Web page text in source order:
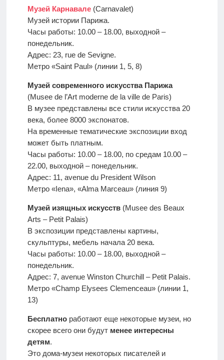
Музей Карнавале(Carnavalet)
Музей истории Парижа.
Часы работы: 10.00 – 18.00, выходной –
понедельник.
Адрес: 23, rue de Sevigne.
Метро «Saint Paul» (линии 1, 5, 8)
Музей современного искусства Парижа
(Musee de l’Art moderne de la ville de Paris)
В музее представлены все стили искусства 20
века, более 8000 экспонатов.
На временные тематические экспозиции вход
может быть платным.
Часы работы: 10.00 – 18.00, по средам 10.00 –
22.00, выходной – понедельник.
Адрес: 11, avenue du President Wilson
Метро «Iena», «Alma Marceau» (линия 9)
Музей изящных искусств(Musee des Beaux
Arts – Petit Palais)
В экспозиции представлены картины,
скульптуры, мебель начала 20 века.
Часы работы: 10.00 – 18.00, выходной –
понедельник.
Адрес: 7, avenue Winston Churchill – Petit Palais.
Метро «Champ Elysees Clemenceau» (линии 1,
13)
Бесплатноработают еще некоторые музеи, но
скорее всего они будут менее интересны
детям.
Это дома-музеи некоторых писателей и